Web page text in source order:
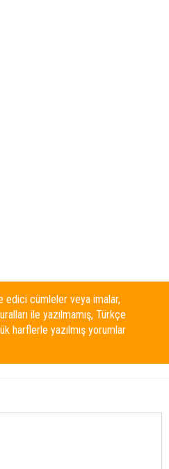
edici cümleler veya imalar,
ile yazılmamış, Türkçe
harflerle yazılmış yorumlar